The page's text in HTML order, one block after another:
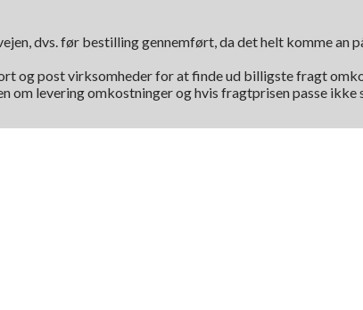
dvs. før bestilling gennemført, da det helt komme an
og post virksomheder for at finde ud billigste fragt
levering omkostninger og hvis fragtprisen passe ikke